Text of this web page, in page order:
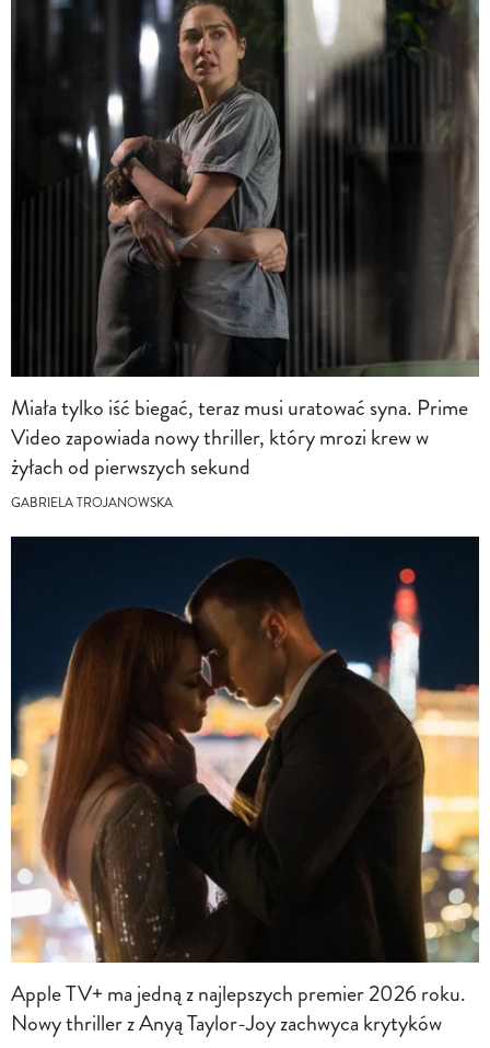
Miała tylko iść biegać, teraz musi uratować syna. Prime
Video zapowiada nowy thriller, który mrozi krew w
żyłach od pierwszych sekund
GABRIELA TROJANOWSKA
Apple TV+ ma jedną z najlepszych premier 2026 roku.
Nowy thriller z Anyą Taylor-Joy zachwyca krytyków